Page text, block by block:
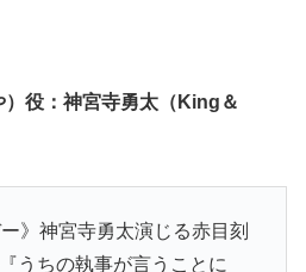
役：神宮寺勇太（King＆
》神宮寺勇太演じる赤目刻
うちの執事が言うことに